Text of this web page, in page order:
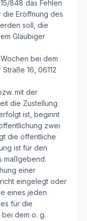
848 das Fehlen
die Eröffnung des
soll, die
Gläubiger
bei dem
16, 06112
mit der
die Zustellung
ist, beginnt
zwei
die öffentliche
ist für den
maßgebend.
einer
eingelegt oder
eines jeden
für die
dem o. g.